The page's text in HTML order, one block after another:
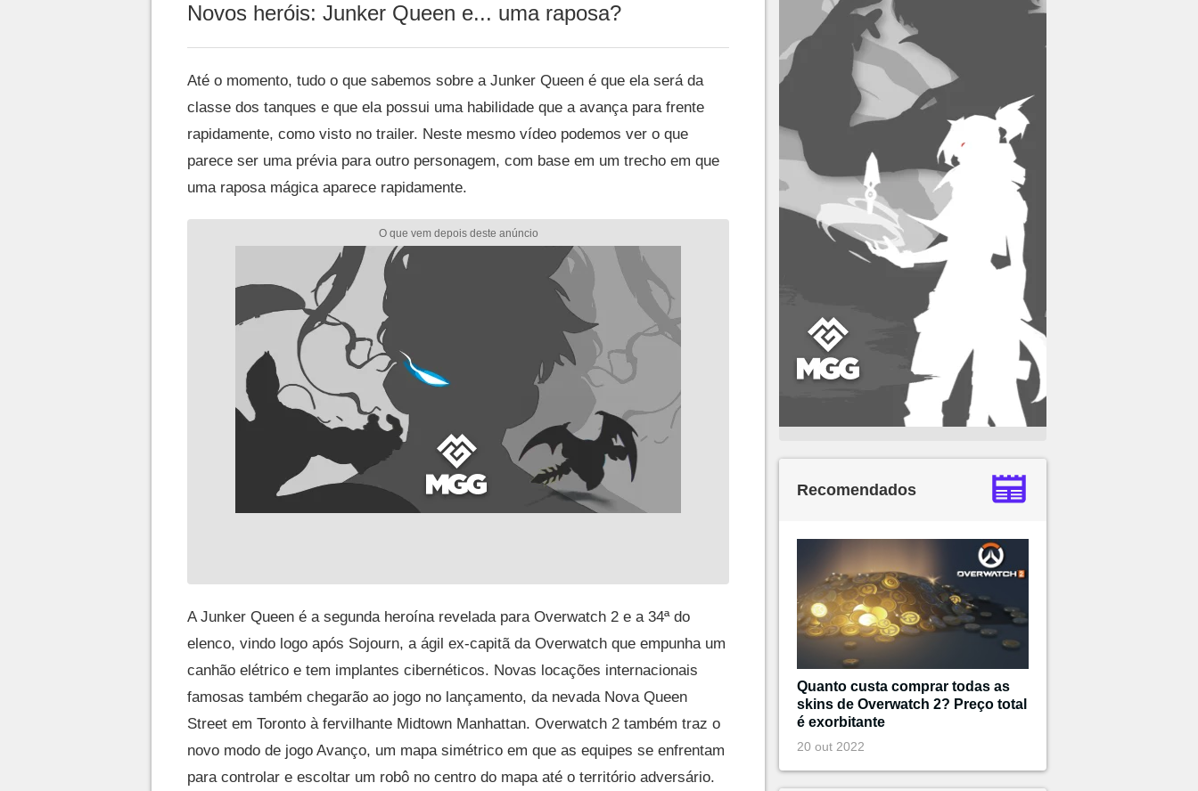
Novos heróis: Junker Queen e... uma raposa?
Até o momento, tudo o que sabemos sobre a Junker Queen é que ela será da
classe dos tanques e que ela possui uma habilidade que a avança para frente
rapidamente, como visto no trailer. Neste mesmo vídeo podemos ver o que
parece ser uma prévia para outro personagem, com base em um trecho em que
uma raposa mágica aparece rapidamente.
A Junker Queen é a segunda heroína revelada para Overwatch 2 e a 34ª do
elenco, vindo logo após Sojourn, a ágil ex-capitã da Overwatch que empunha um
canhão elétrico e tem implantes cibernéticos. Novas locações internacionais
famosas também chegarão ao jogo no lançamento, da nevada Nova Queen
Street em Toronto à fervilhante Midtown Manhattan. Overwatch 2 também traz o
novo modo de jogo Avanço, um mapa simétrico em que as equipes se enfrentam
para controlar e escoltar um robô no centro do mapa até o território adversário.
Recomendados
Quanto custa comprar todas as
skins de Overwatch 2? Preço total
é exorbitante
20 out 2022